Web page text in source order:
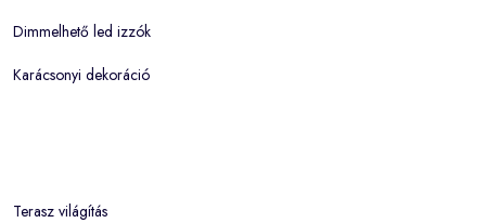
Dimmelhető led izzók
Karácsonyi dekoráció
Terasz világítás